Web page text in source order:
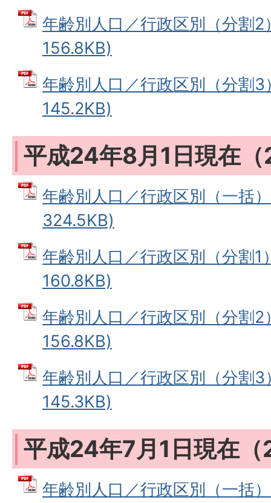
年齢別人口／行政区別（分割
156.8KB)
年齢別人口／行政区別（分割
145.2KB)
平成24年8月1日現在
年齢別人口／行政区別（一括
324.5KB)
年齢別人口／行政区別（分割
160.8KB)
年齢別人口／行政区別（分割
156.8KB)
年齢別人口／行政区別（分割
145.3KB)
平成24年7月1日現在
年齢別人口／行政区別（一括